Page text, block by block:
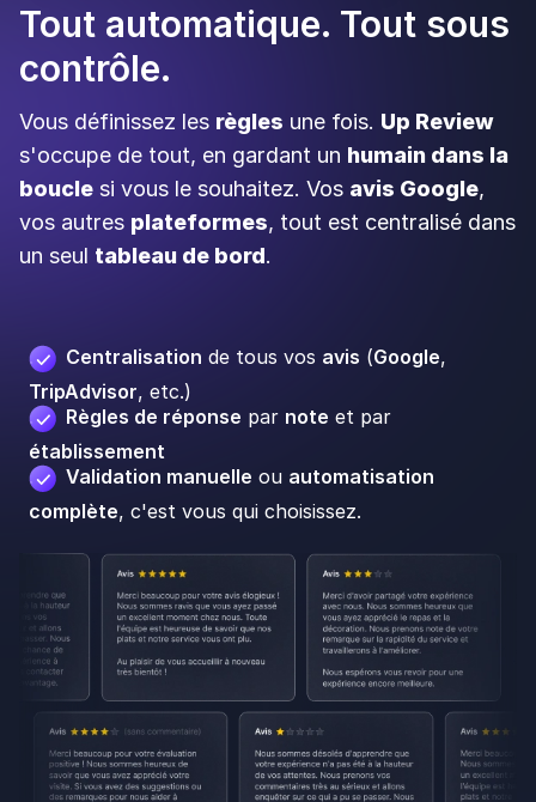
Tout automatique. Tout sous
contrôle.
Vous définissez les règles une fois. Up Review
s'occupe de tout, en gardant un humain dans la
boucle si vous le souhaitez. Vos avis Google,
vos autres plateformes, tout est centralisé dans
un seul tableau de bord.
Centralisation de tous vos avis (Google,
TripAdvisor, etc.)
Règles de réponse par note et par
établissement
Validation manuelle ou automatisation
complète, c'est vous qui choisissez.